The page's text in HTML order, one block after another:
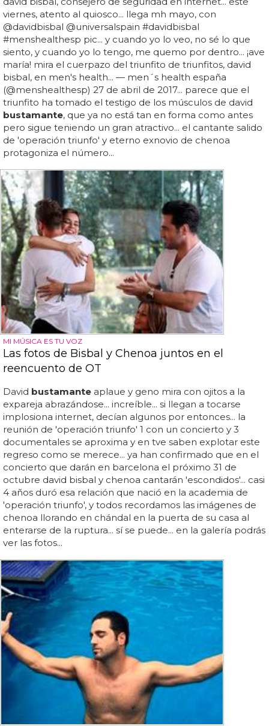
viernes, atento al quiosco... llega mh mayo, con
@davidbisbal @universalspain #davidbisbal
#menshealthesp pic... y cuando yo lo veo, no sé lo que
siento, y cuando yo lo tengo, me quemo por dentro... ¡ave
maría! mira el cuerpazo del triunfito de triunfitos, david
bisbal, en men's health... — men´s health españa
(@menshealthesp) 27 de abril de 2017... parece que el
triunfito ha tomado el testigo de los músculos de david
bustamante, que ya no está tan en forma como antes
pero sigue teniendo un gran atractivo... el cantante salido
de 'operación triunfo' y eterno exnovio de chenoa
protagoniza el número...
MI MÚSICA ES TU VOZ
Las fotos de Bisbal y Chenoa juntos en el
reencuento de OT
David bustamante aplaue y geno mira con ojitos a la
expareja abrazándose... increíble... si llegan a tocarse
implosiona internet, decían algunos por entonces... la
reunión de 'operación triunfo' 1 con un concierto y 3
documentales se aproxima y en tve saben explotar este
regreso como se merece... ya han confirmado que en el
concierto que darán en barcelona el próximo 31 de
octubre david bisbal y chenoa cantarán 'escondidos'... casi
4 años duró esa relación que nació en la academia de
'operación triunfo', y todos recordamos las imágenes de
chenoa llorando en chándal en la puerta de su casa al
enterarse de la ruptura... sí se puede... en la galería podrás
ver las fotos...